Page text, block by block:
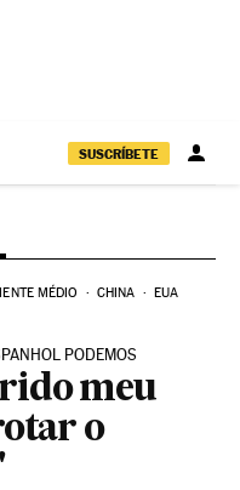
SUSCRÍBETE
MÉDIO CHINA EUA
PODEMOS
meu
o